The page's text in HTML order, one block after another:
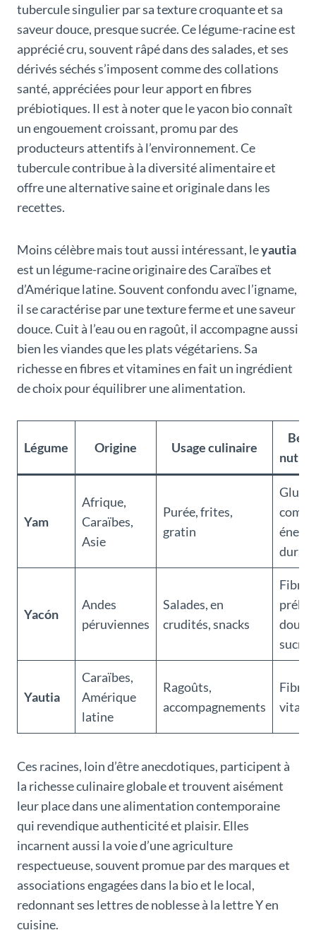
tubercule singulier par sa texture croquante et sa
saveur douce, presque sucrée. Ce légume-racine est
apprécié cru, souvent râpé dans des salades, et ses
dérivés séchés s’imposent comme des collations
santé, appréciées pour leur apport en fibres
prébiotiques. Il est à noter que le yacon bio connaît
un engouement croissant, promu par des
producteurs attentifs à l’environnement. Ce
tubercule contribue à la diversité alimentaire et
offre une alternative saine et originale dans les
recettes.
Moins célèbre mais tout aussi intéressant, leyautia
est un légume-racine originaire des Caraïbes et
d’Amérique latine. Souvent confondu avec l’igname,
il se caractérise par une texture ferme et une saveur
douce. Cuit à l’eau ou en ragoût, il accompagne aussi
bien les viandes que les plats végétariens. Sa
richesse en fibres et vitamines en fait un ingrédient
de choix pour équilibrer une alimentation.
Légume Origine Usage culinaire
Yam
Afrique,
Caraïbes,
Asie
Purée, frites,
gratin
Yacón
Andes
péruviennes
Salades, en
crudités, snacks
Fibres
sucrée
Yautia
Caraïbes,
Amérique
latine
Ragoûts,
accompagnements
Fibres,
Ces racines, loin d’être anecdotiques, participent à
la richesse culinaire globale et trouvent aisément
leur place dans une alimentation contemporaine
qui revendique authenticité et plaisir. Elles
incarnent aussi la voie d’une agriculture
respectueuse, souvent promue par des marques et
associations engagées dans la bio et le local,
redonnant ses lettres de noblesse à la lettre Y en
cuisine.